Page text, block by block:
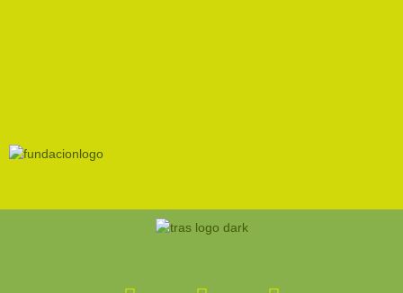
Facebook-InstagramYoutube